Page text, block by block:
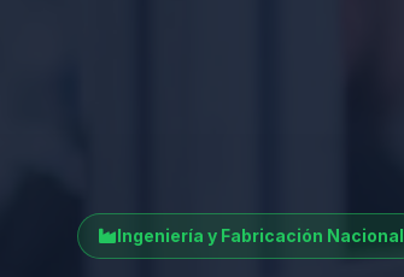
Ingeniería y Fabricación Nacional